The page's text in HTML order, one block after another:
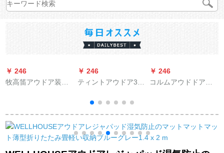
￥ 246
牧高笛アウドア装备
ンプキャンプキャン
プキャンプキャンプ
キャンプキャンプシ
￥ 246
ティントアウドア3
ーディップ携帯単ダ
ブイル子供用キャン
プレジャー1-2人自動
ネビトカラー単独テ
ート（他にはありま
￥ 246
コルムアウドドア付
動テート2 mx 2 mx
1.3 m Z 2セット